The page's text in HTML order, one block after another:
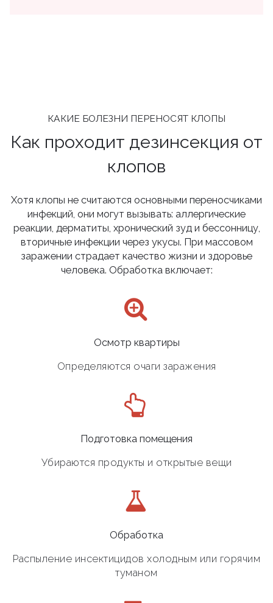
КАКИЕ БОЛЕЗНИ ПЕРЕНОСЯТ КЛОПЫ
Как проходит дезинсекция от
клопов
Хотя клопы не считаются основными переносчиками
инфекций, они могут вызывать: аллергические
реакции, дерматиты, хронический зуд и бессонницу,
вторичные инфекции через укусы. При массовом
заражении страдает качество жизни и здоровье
человека. Обработка включает:
Осмотр квартиры
Определяются очаги заражения
Подготовка помещения
Убираются продукты и открытые вещи
Обработка
Распыление инсектицидов холодным или горячим
туманом